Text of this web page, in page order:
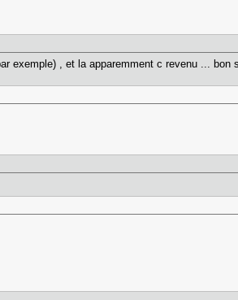
, et la apparemment c revenu ... bon